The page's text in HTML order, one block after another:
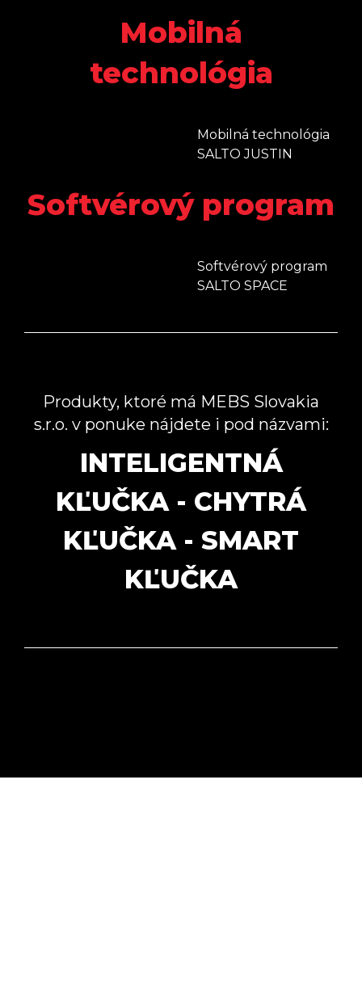
Mobilná
technológia
Mobilná technológia
SALTO JUSTIN
Softvérový program
Softvérový program
SALTO SPACE
Produkty, ktoré má MEBS Slovakia
s.r.o. v ponuke nájdete i pod názvami:
INTELIGENTNÁ
KĽUČKA - CHYTRÁ
KĽUČKA - SMART
KĽUČKA